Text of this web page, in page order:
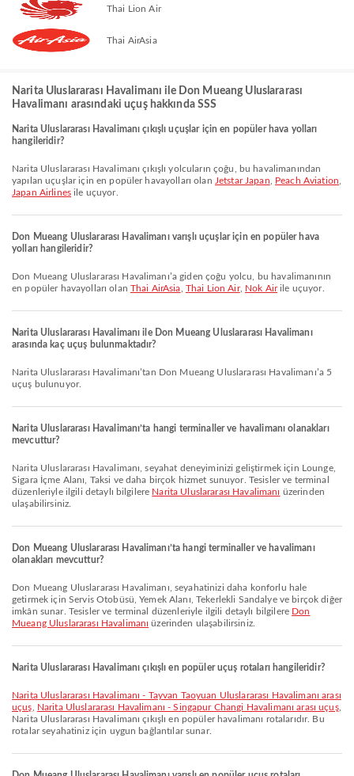
Thai Lion Air
Thai AirAsia
Narita Uluslararası Havalimanı ile Don Mueang Uluslararası
Havalimanı arasındaki uçuş hakkında SSS
Narita Uluslararası Havalimanı çıkışlı uçuşlar için en popüler hava yolları
hangileridir?
Narita Uluslararası Havalimanı çıkışlı yolcuların çoğu, bu havalimanından
yapılan uçuşlar için en popüler havayolları olan Jetstar Japan Peach Aviation
Japan Airlinesile uçuyor.
Don Mueang Uluslararası Havalimanı varışlı uçuşlar için en popüler hava
yolları hangileridir?
Don Mueang Uluslararası Havalimanı’a giden çoğu yolcu, bu havalimanının
en popüler havayolları olan Thai AirAsia Thai Lion Air, Nok Airile uçuyor.
Narita Uluslararası Havalimanı ile Don Mueang Uluslararası Havalimanı
arasında kaç uçuş bulunmaktadır?
Narita Uluslararası Havalimanı’tan Don Mueang Uluslararası Havalimanı’a 5
uçuş bulunuyor.
Narita Uluslararası Havalimanı’ta hangi terminaller ve havalimanı olanakları
mevcuttur?
Narita Uluslararası Havalimanı, seyahat deneyiminizi geliştirmek için Lounge,
Sigara İçme Alanı, Taksi ve daha birçok hizmet sunuyor. Tesisler ve terminal
düzenleriyle ilgili detaylı bilgilere Narita Uluslararası Havalimanı üzerinden
ulaşabilirsiniz.
Don Mueang Uluslararası Havalimanı’ta hangi terminaller ve havalimanı
olanakları mevcuttur?
Don Mueang Uluslararası Havalimanı, seyahatinizi daha konforlu hale
getirmek için Servis Otobüsü, Yemek Alanı, Tekerlekli Sandalye ve birçok diğer
imkân sunar. Tesisler ve terminal düzenleriyle ilgili detaylı bilgilere Don
Mueang Uluslararası Havalimanı üzerinden ulaşabilirsiniz.
Narita Uluslararası Havalimanı çıkışlı en popüler uçuş rotaları hangileridir?
Narita Uluslararası Havalimanı - Tayvan Taoyuan Uluslararası Havalimanı arası
uçuş
Narita Uluslararası Havalimanı - Singapur Changi Havalimanı arası uçuş,
Narita Uluslararası Havalimanı çıkışlı en popüler havalimanı rotalarıdır. Bu
rotalar seyahatiniz için uygun bağlantılar sunar.